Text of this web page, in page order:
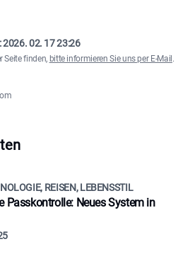
2026. 02. 17 23:26
Seite finden, bitte informieren Sie uns per E-Mail .
REISEN, LEBENSSTIL
Passkontrolle: Neues System in